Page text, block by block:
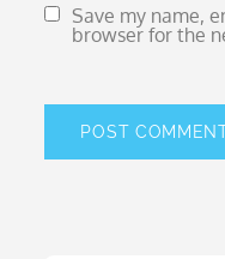
Save my name,
browser for the